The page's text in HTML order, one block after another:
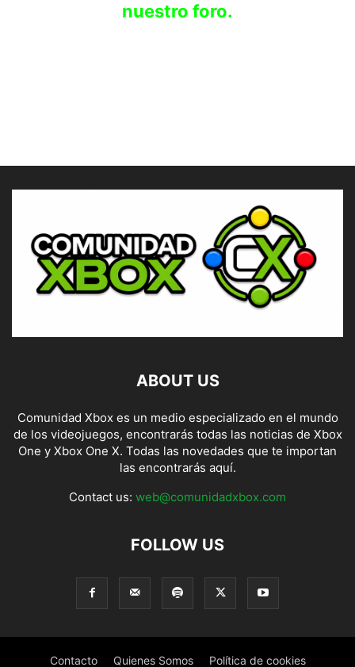
nuestro foro.
ABOUT US
Comunidad Xbox es un medio especializado en el mundo
de los videojuegos, encontrarás todas las noticias de Xbox
One y Xbox One X. Todas las novedades que te importan
las encontrarás aquí.
Contact us: web@comunidadxbox.com
FOLLOW US
Contacto Quienes Somos Política de cookies